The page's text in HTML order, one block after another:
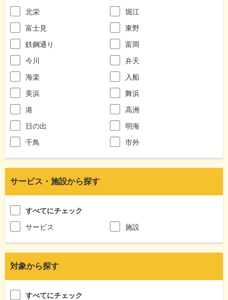
北栄
堀江
富士見
東野
鉄鋼通り
富岡
今川
弁天
海楽
入船
美浜
舞浜
港
高洲
日の出
明海
千鳥
市外
サービス・施設から探す
すべてにチェック
サービス
施設
対象から探す
すべてにチェック